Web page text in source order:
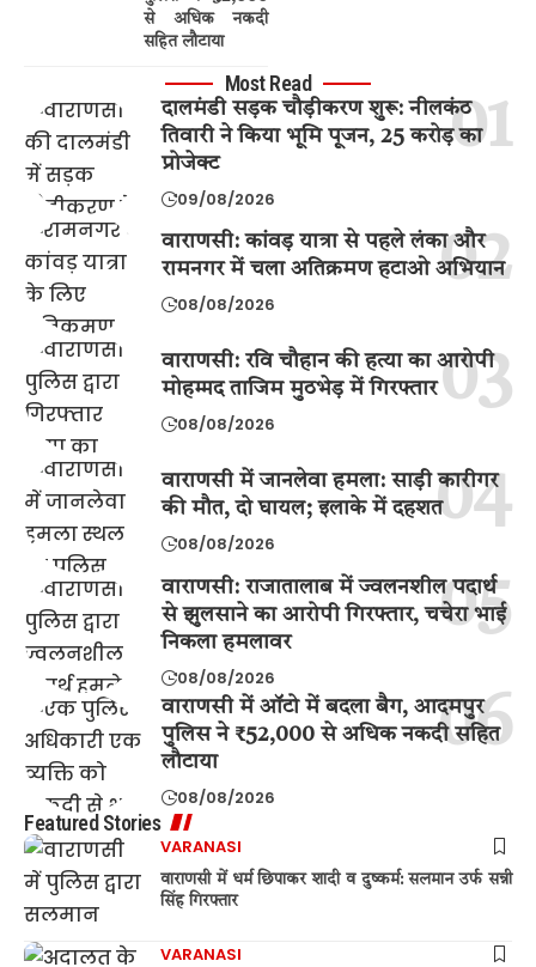
से अधिक नकदी
सहित लौटाया
Most Read
दालमंडी सड़क चौड़ीकरण शुरू: नीलकंठ
तिवारी ने किया भूमि पूजन, 25 करोड़ का
प्रोजेक्ट
09/08/2026
वाराणसी: कांवड़ यात्रा से पहले लंका और
रामनगर में चला अतिक्रमण हटाओ अभियान
08/08/2026
वाराणसी: रवि चौहान की हत्या का आरोपी
मोहम्मद ताजिम मुठभेड़ में गिरफ्तार
08/08/2026
वाराणसी में जानलेवा हमला: साड़ी कारीगर
की मौत, दो घायल; इलाके में दहशत
08/08/2026
वाराणसी: राजातालाब में ज्वलनशील पदार्थ
से झुलसाने का आरोपी गिरफ्तार, चचेरा भाई
निकला हमलावर
08/08/2026
वाराणसी में ऑटो में बदला बैग, आदमपुर
पुलिस ने ₹52,000 से अधिक नकदी सहित
लौटाया
08/08/2026
Featured Stories
VARANASI
वाराणसी में धर्म छिपाकर शादी व दुष्कर्म: सलमान उर्फ सन्नी
सिंह गिरफ्तार
VARANASI